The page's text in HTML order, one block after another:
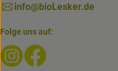
info@bioLesker.de
Folge uns auf:
Externer Link zu